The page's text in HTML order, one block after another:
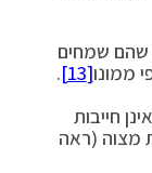
שהם שמחים
ממונו[13]
.
חייבות
מצוה (ראה